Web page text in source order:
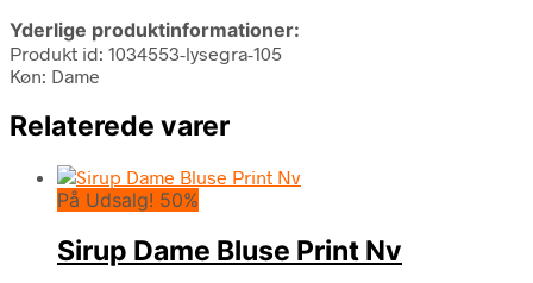
Yderlige produktinformationer:
Produkt id: 1034553-lysegra-105
Køn: Dame
Relaterede varer
På Udsalg! 50%
Sirup Dame Bluse Print Nv